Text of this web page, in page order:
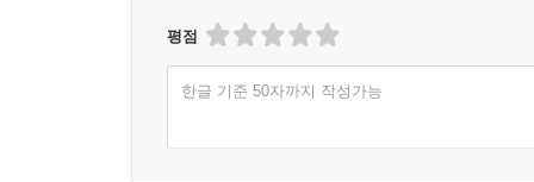
평점
한글 기준 50자까지 작성가능